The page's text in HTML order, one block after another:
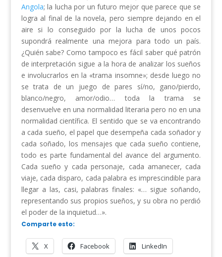
Angola; la lucha por un futuro mejor que parece que se
logra al final de la novela, pero siempre dejando en el
aire si lo conseguido por la lucha de unos pocos
supondrá realmente una mejora para todo un país.
¿Quién sabe? Como tampoco es fácil saber qué patrón
de interpretación sigue a la hora de analizar los sueños
e involucrarlos en la «trama insomne»; desde luego no
se trata de un juego de pares sí/no, gano/pierdo,
blanco/negro, amor/odio… toda la trama se
desenvuelve en una normalidad literaria pero no en una
normalidad científica. El sentido que se va encontrando
a cada sueño, el papel que desempeña cada soñador y
cada soñado, los mensajes que cada sueño contiene,
todo es parte fundamental del avance del argumento.
Cada sueño y cada personaje, cada amanecer, cada
viaje, cada disparo, cada palabra es imprescindible para
llegar a las, casi, palabras finales: «… sigue soñando,
representando sus propios sueños, y su obra no perdió
el poder de la inquietud…».
Comparte esto:
X Facebook LinkedIn